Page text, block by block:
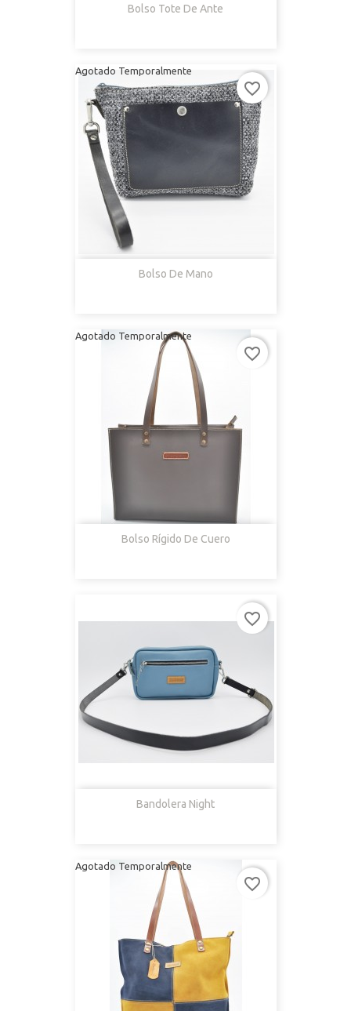
Bolso Tote De Ante
Bolso De Mano
Agotado Temporalmente
favorite_border
Bolso Rígido De Cuero
Agotado Temporalmente
favorite_border
Bandolera Night
favorite_border
Agotado Temporalmente
favorite_border